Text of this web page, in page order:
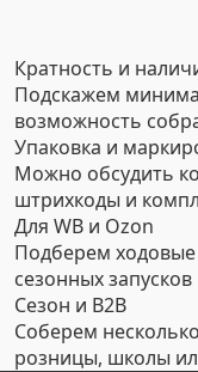
Кратность и
Подскажем
возможность
Упаковка и
Можно обсудить
штрихкоды и
Для WB и Ozon
Подберем ходовые
сезонных запусков
Сезон и B2B
Соберем
розницы, школы